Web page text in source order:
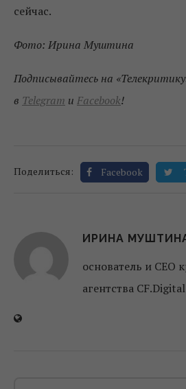
сейчас.
Фото: Ирина Муштина
Подписывайтесь на
в Telegram и Facebook!
Поделиться: Facebook
ИРИНА
основатель и CEO
агентства CF.Digital